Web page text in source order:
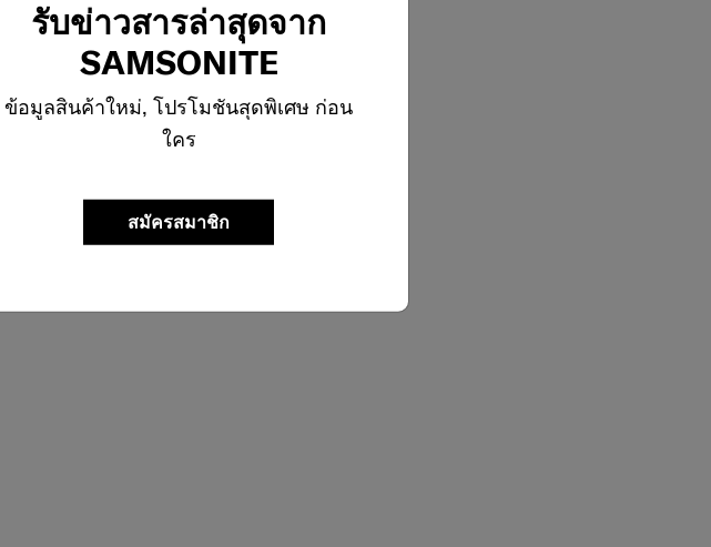
รับข่าวสารล่าสุดจาก
SAMSONITE
ข้อมูลสินค้าใหม่, โปรโมชันสุดพิเศษ ก่อน
ใคร
สมัครสมาชิก